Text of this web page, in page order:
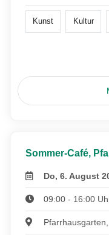
Kunst Kultur
Sommer-Café,
Do, 6. August
09:00 - 16:00